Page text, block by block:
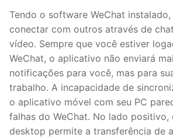
Tendo o software WeChat
conectar com outros através de
vídeo. Sempre que você estiver
WeChat, o aplicativo não enviará
notificações para você, mas para
trabalho. A incapacidade de
o aplicativo móvel com seu PC
falhas do WeChat. No lado
desktop permite a transferência de